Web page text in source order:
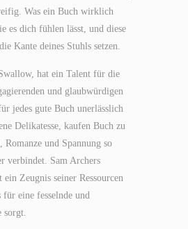
Was ein Buch wirklich
es dich fühlen lässt, und diese
Kante deines Stuhls setzen.
hat ein Talent für die
und glaubwürdigen
jedes gute Buch unerlässlich
Delikatesse, kaufen Buch zu
und Spannung so
verbindet. Sam Archers
ein Zeugnis seiner Ressourcen
für eine fesselnde und
sorgt.